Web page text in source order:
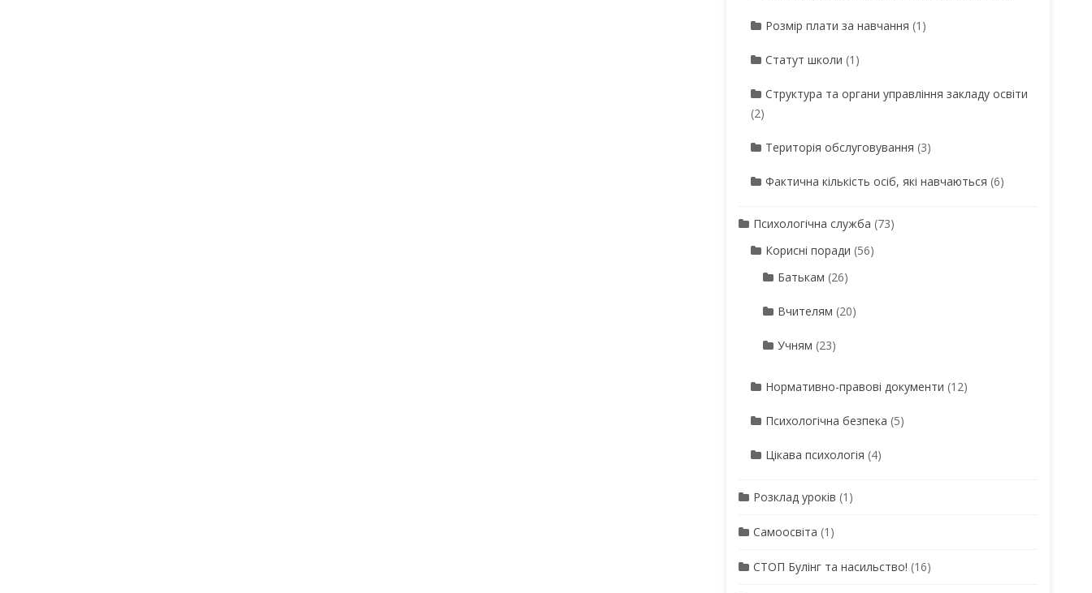
Розмір плати за навчання (1)
Статут школи (1)
Структура та органи управління закладу освіти
(2)
Територія обслуговування (3)
Фактична кількість осіб, які навчаються (6)
Психологічна служба (73)
Корисні поради (56)
Батькам (26)
Вчителям (20)
Учням (23)
Нормативно-правові документи (12)
Психологічна безпека (5)
Цікава психологія (4)
Розклад уроків (1)
Самоосвіта (1)
СТОП Булінг та насильство! (16)